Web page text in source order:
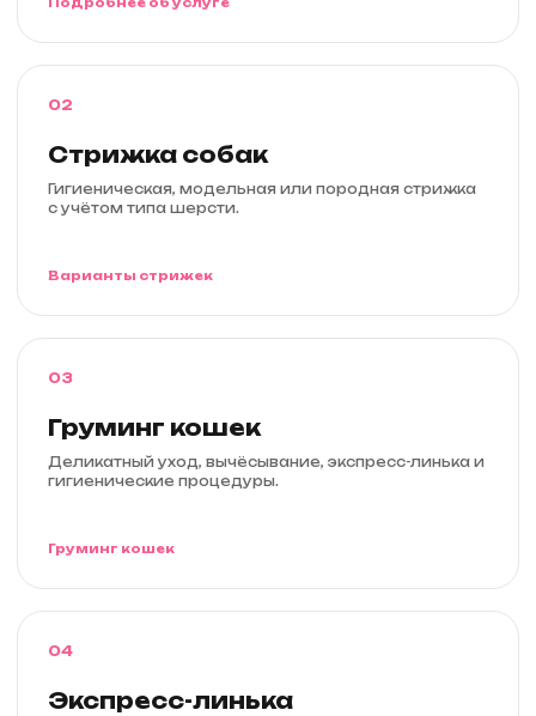
02
Стрижка собак
Гигиеническая, модельная или породная стрижка
с учётом типа шерсти.
Варианты стрижек
03
Груминг кошек
Деликатный уход, вычёсывание, экспресс-линька и
гигиенические процедуры.
Груминг кошек
04
Экспресс-линька